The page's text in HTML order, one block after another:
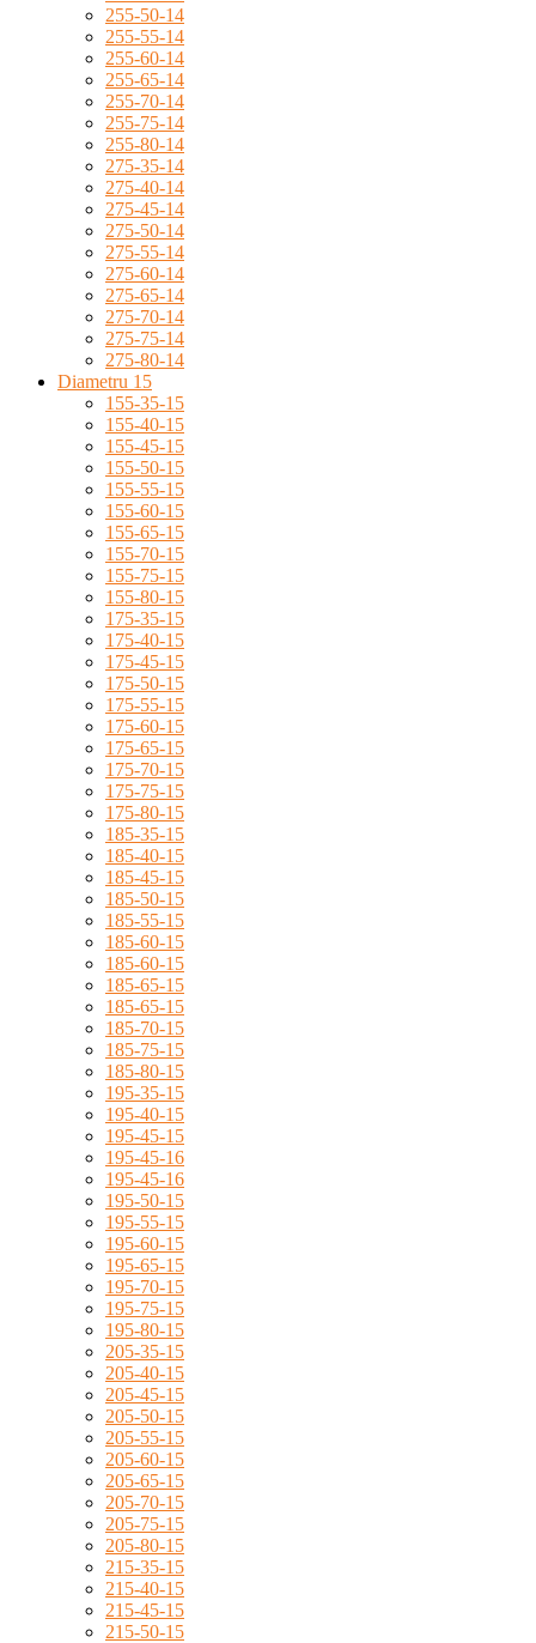
255-50-14
255-55-14
255-60-14
255-65-14
255-70-14
255-75-14
255-80-14
275-35-14
275-40-14
275-45-14
275-50-14
275-55-14
275-60-14
275-65-14
275-70-14
275-75-14
275-80-14
Diametru 15
155-35-15
155-40-15
155-45-15
155-50-15
155-55-15
155-60-15
155-65-15
155-70-15
155-75-15
155-80-15
175-35-15
175-40-15
175-45-15
175-50-15
175-55-15
175-60-15
175-65-15
175-70-15
175-75-15
175-80-15
185-35-15
185-40-15
185-45-15
185-50-15
185-55-15
185-60-15
185-60-15
185-65-15
185-65-15
185-70-15
185-75-15
185-80-15
195-35-15
195-40-15
195-45-15
195-45-16
195-45-16
195-50-15
195-55-15
195-60-15
195-65-15
195-70-15
195-75-15
195-80-15
205-35-15
205-40-15
205-45-15
205-50-15
205-55-15
205-60-15
205-65-15
205-70-15
205-75-15
205-80-15
215-35-15
215-40-15
215-45-15
215-50-15